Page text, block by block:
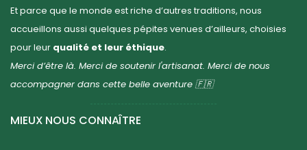
Et parce que le monde est riche d’autres traditions, nous
accueillons aussi quelques pépites venues d’ailleurs, choisies
pour leur qualité et leur éthique.
Merci d’être là. Merci de soutenir l'artisanat. Merci de nous
accompagner dans cette belle aventure 🇫🇷
MIEUX NOUS CONNAÎTRE